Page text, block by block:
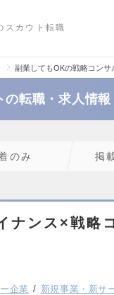
スカウト転職
副業してもOKの戦略コン
の転職・求人情報
のみ 掲
ナンス×戦略
企業 新規事業・新サ